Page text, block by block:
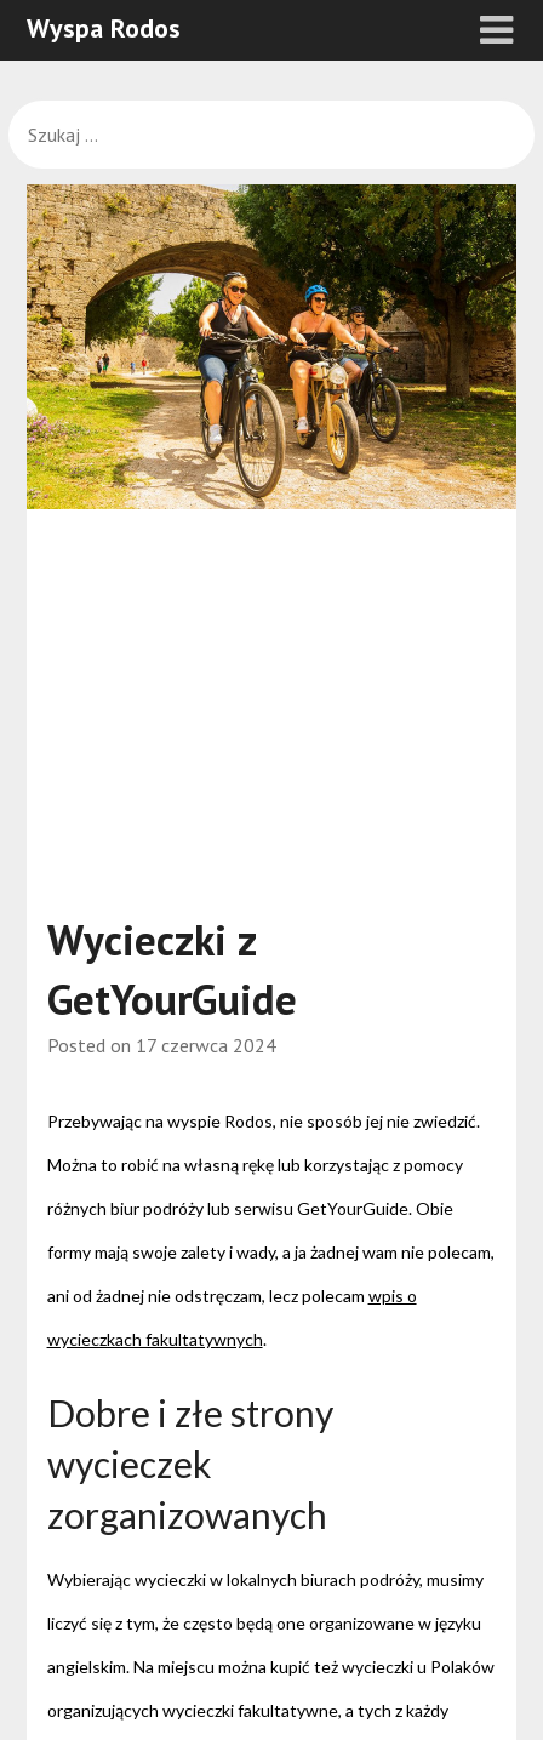
Wyspa Rodos
Wycieczki z
GetYourGuide
Posted on 17 czerwca 2024
Przebywając na wyspie Rodos, nie sposób jej nie zwiedzić.
Można to robić na własną rękę lub korzystając z pomocy
różnych biur podróży lub serwisu GetYourGuide. Obie
formy mają swoje zalety i wady, a ja żadnej wam nie polecam,
ani od żadnej nie odstręczam, lecz polecam wpis o
wycieczkach fakultatywnych.
Dobre i złe strony
wycieczek
zorganizowanych
Wybierając wycieczki w lokalnych biurach podróży, musimy
liczyć się z tym, że często będą one organizowane w języku
angielskim. Na miejscu można kupić też wycieczki u Polaków
organizujących wycieczki fakultatywne, a tych z każdy